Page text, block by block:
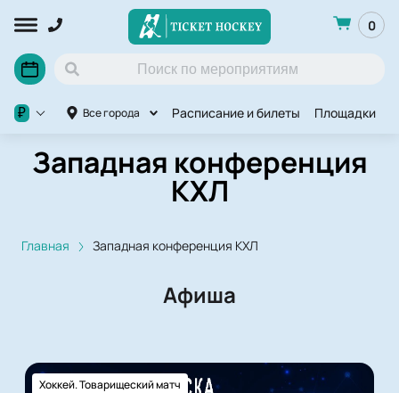
0
Все города Расписание и билеты Площадки
₽
Западная конференция
КХЛ
Главная Западная конференция КХЛ
Афиша
Хоккей. Товарищеский матч